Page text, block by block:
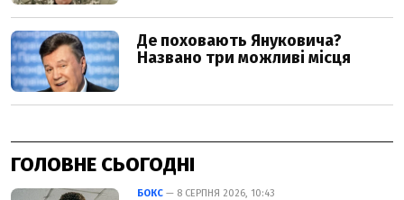
ГОЛОВНЕ СЬОГОДНІ
БОКС — 8 СЕРПНЯ 2026, 10:43